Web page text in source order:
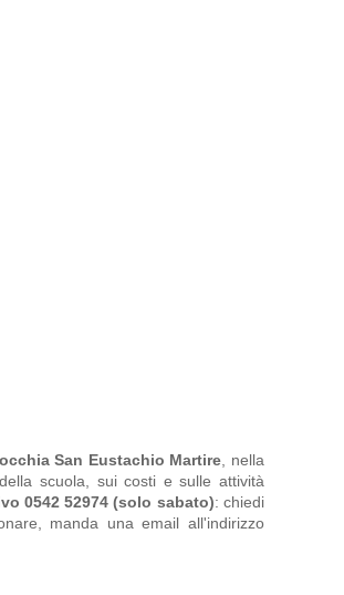
San Eustachio Martire , nella
scuola, sui costi e sulle attività
0542 52974 (solo sabato): chiedi
manda una email all'indirizzo